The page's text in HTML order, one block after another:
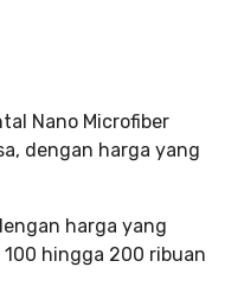
Nano Microfiber
dengan harga yang
harga yang
hingga 200 ribuan